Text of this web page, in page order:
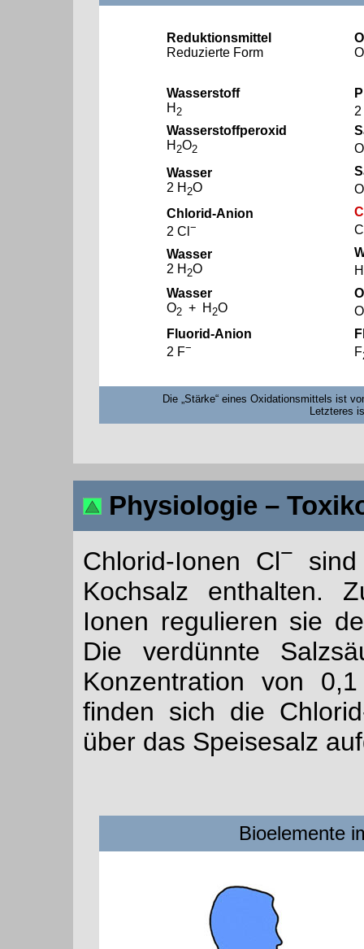
Reduktionsmittel
Reduzierte Form
Wasserstoff
H 2
2
Wasserstoffperoxid
H 2O2
O
Wasser
2 H 2O
O
Chlorid-Anion
2 Cl −
Wasser
2 H 2O
H
Wasser
O2 + H 2O
O
Fluorid-Anion
2 F−
F
Die „Stärke“ eines Oxidationsmittels ist
Letzteres
Physiologie –
Chlorid-Ionen Cl−
Kochsalz enthalten.
Ionen regulieren sie
Die verdünnte
Konzentration von
finden sich die
über das Speisesalz
Bioelemente